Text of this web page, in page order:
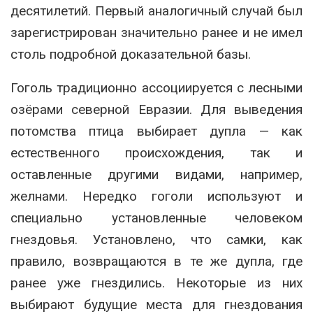
десятилетий. Первый аналогичный случай был
зарегистрирован значительно ранее и не имел
столь подробной доказательной базы.
Гоголь традиционно ассоциируется с лесными
озёрами северной Евразии. Для выведения
потомства птица выбирает дупла — как
естественного происхождения, так и
оставленные другими видами, например,
желнами. Нередко гоголи используют и
специально установленные человеком
гнездовья. Установлено, что самки, как
правило, возвращаются в те же дупла, где
ранее уже гнездились. Некоторые из них
выбирают будущие места для гнездования